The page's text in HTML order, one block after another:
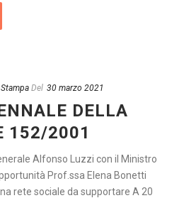
Del 30 marzo 2021
DELLA
152/2001
Alfonso Luzzi con il Ministro
Prof.ssa Elena Bonetti
rete sociale da supportare A 20